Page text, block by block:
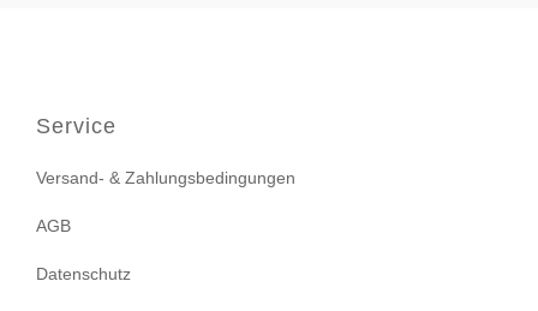
Service
Versand- & Zahlungsbedingungen
AGB
Datenschutz